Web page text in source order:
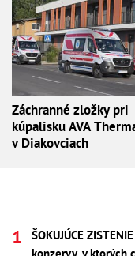
Záchranné zložky pri
kúpalisku AVA
v Diakovciach
ŠOKUJÚCE
konzervy, v ktorých